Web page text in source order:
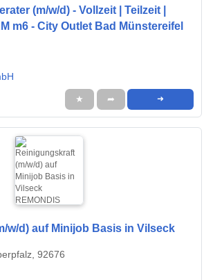
(m/w/d) - Vollzeit | Teilzeit |
m6 - City Outlet Bad Münstereifel
★ ➦ ➜
w/d) auf Minijob Basis in Vilseck
92676